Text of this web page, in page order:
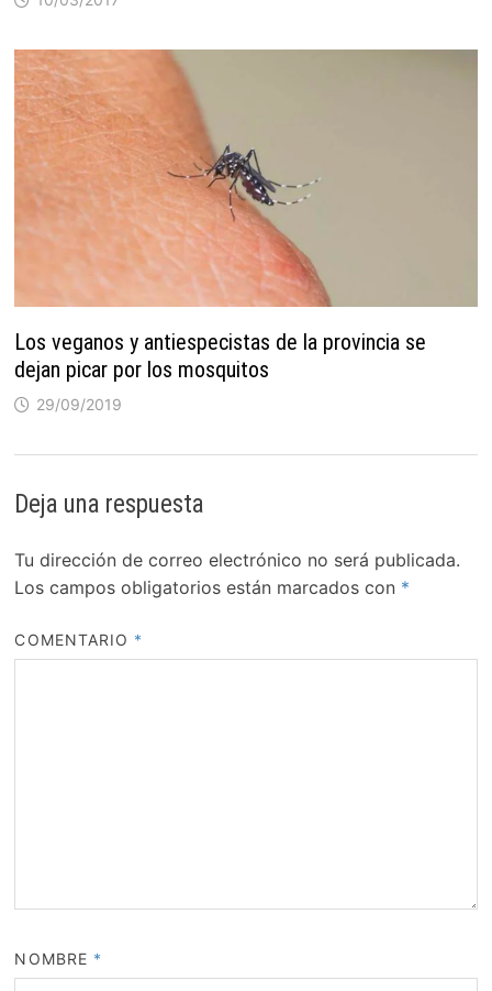
Los veganos y antiespecistas de la provincia se
dejan picar por los mosquitos
29/09/2019
Deja una respuesta
Tu dirección de correo electrónico no será publicada.
Los campos obligatorios están marcados con *
COMENTARIO *
NOMBRE *